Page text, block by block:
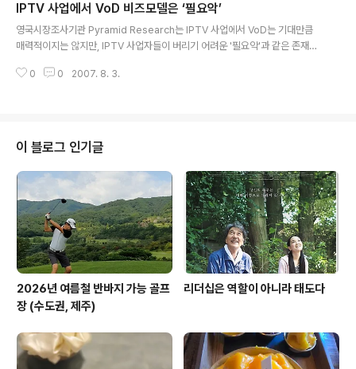
우, 모바일TV에 필요한 주파수가 부족해 이 문제가 해결되는 2012년까지 기
다려야 할 것으로 보인다. 시장조사기관 Screen Digest는 모바일TV(즉, 모
바일동영상)가 게임과 음악을 밀어낼 것으로 전망하며, 2011년까지 전세계적
IPTV 사업에서 VoD 비즈모델은 ‘필요악’
영국시장조사기관 Pyramid Research는 IPTV 사업에서 VoD는 기대만큼
매력적이지는 않지만, IPTV 사업자들이 버리기 어려운 '필요악'과 같은 존재라
새로운 콘텐츠를 보여주는데 적합하다. 주로 콘텐츠 공급사와 매출수입을 나눠
모델을 제공할 것으로 보지 않았다. 가장 인기 있는 VoD 콘텐츠는 새로 출시된
영화이다. 미국 전체 VoD의 80%는 영화이고, 이 중 75%는 새로 출시..
0 0 2007. 8. 3.
이 블로그 인기글
2026년 여름철 반바지 가능 골프
장 (수도권, 제주)
리더십은 역할이 아니라 태도다